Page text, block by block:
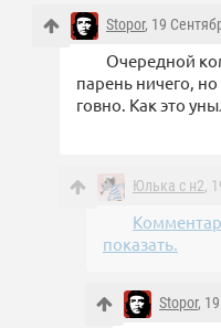
Stopor, 19
Очередной
парень ничего, но
говно. Как это
Юлька с н2,
показать.
Stopor,